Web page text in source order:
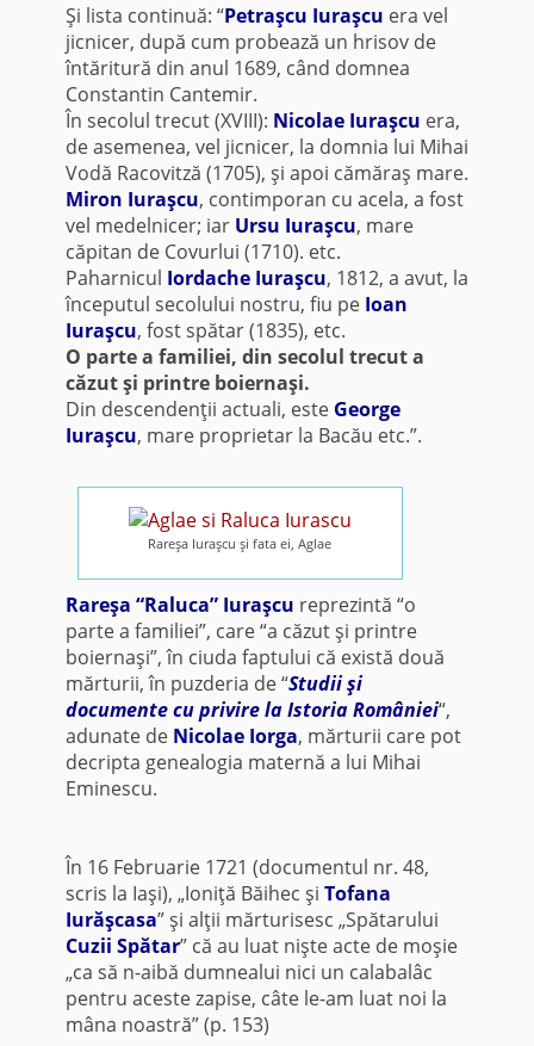
Şi lista continuă: “Petraşcu Iuraşcu era vel
jicnicer, după cum probează un hrisov de
întăritură din anul 1689, când domnea
Constantin Cantemir.
În secolul trecut (XVIII): Nicolae Iuraşcu era,
de asemenea, vel jicnicer, la domnia lui Mihai
Vodă Racovitză (1705), şi apoi cămăraş mare.
Miron Iuraşcu, contimporan cu acela, a fost
vel medelnicer; iar Ursu Iuraşcu, mare
căpitan de Covurlui (1710). etc.
Paharnicul Iordache Iuraşcu, 1812, a avut, la
începutul secolului nostru, fiu pe Ioan
Iuraşcu, fost spătar (1835), etc.
O parte a familiei, din secolul trecut a
căzut şi printre boiernaşi.
Din descendenţii actuali, esteGeorge
Iuraşcu, mare proprietar la Bacău etc.”.
Rareşa Iuraşcu şi fata ei, Aglae
Rareşa “Raluca” Iuraşcu reprezintă “o
parte a familiei”, care “a căzut şi printre
boiernaşi”, în ciuda faptului că există două
mărturii, în puzderia de “Studii şi
documente cu privire la Istoria României“,
adunate de Nicolae Iorga, mărturii care pot
decripta genealogia maternă a lui Mihai
Eminescu.
În 16 Februarie 1721 (documentul nr. 48,
scris la Iaşi), „Ioniţă Băihec şi Tofana
Iurăşcasa” şi alţii mărturisesc „Spătarului
Cuzii Spătar” că au luat nişte acte de moşie
„ca să n-aibă dumnealui nici un calabalâc
pentru aceste zapise, câte le-am luat noi la
mâna noastră” (p. 153)